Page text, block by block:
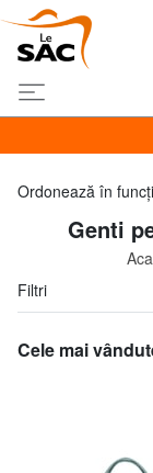
Ordonează în
Genti
Filtri
Cele mai